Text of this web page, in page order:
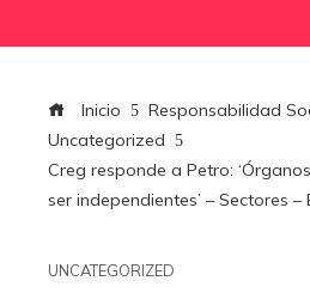
Inicio
Responsabilidad
Uncategorized
Creg responde a Petro:
ser independientes’ – Sectores –
UNCATEGORIZED